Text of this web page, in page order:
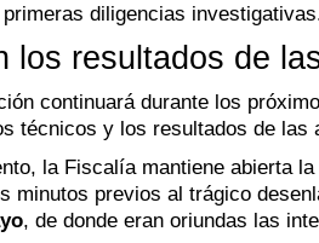
diligencias
los resultados de
continuará durante los
técnicos y los resultados de
la Fiscalía mantiene abierta
minutos previos al trágico
, de donde eran oriundas las